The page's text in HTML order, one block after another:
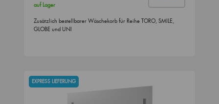
auf Lager
Zusätzlich bestellbarer Wäschekorb für Reihe TORO, SMILE,
GLOBE und UNI
EXPRESS LIEFERUNG